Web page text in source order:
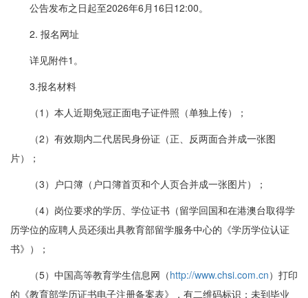
公告发布之日起至2026年6月16日12:00。
2. 报名网址
详见附件1。
3.报名材料
（1）本人近期免冠正面电子证件照（单独上传）；
（2）有效期内二代居民身份证（正、反两面合并成一张图
片）；
（3）户口簿（户口簿首页和个人页合并成一张图片）；
（4）岗位要求的学历、学位证书（留学回国和在港澳台取得学
历学位的应聘人员还须出具教育部留学服务中心的《学历学位认证
书》）；
（5）中国高等教育学生信息网（http://www.chsi.com.cn）打印
的《教育部学历证书电子注册备案表》，有二维码标识；未到毕业